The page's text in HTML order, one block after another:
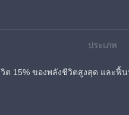
ประเภท
15% ของพลังชีวิตสูงสุด และฟื้น